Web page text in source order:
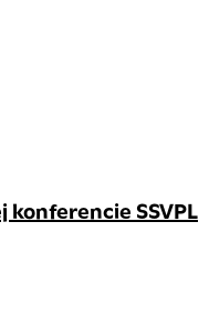
konferencie SSVPL